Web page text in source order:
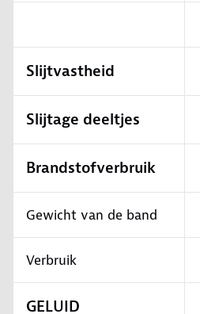
Slijtvastheid
Slijtage deeltjes
Brandstofverbruik
Gewicht van de band
Verbruik
GELUID